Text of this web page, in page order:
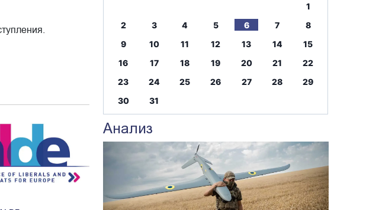
1
2
3 4 5 6 7
8
9
10 11 12 13 14
15
16
17 18 19 20 21
22
23
24 25 26 27 28
29
30
31
Анализ